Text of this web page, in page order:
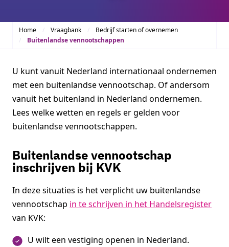
Home Vraagbank
Bedrijf starten of overnemen
Buitenlandse vennootschappen
U kunt vanuit Nederland internationaal ondernemen
met een buitenlandse vennootschap. Of andersom
vanuit het buitenland in Nederland ondernemen.
Lees welke wetten en regels er gelden voor
buitenlandse vennootschappen.
Buitenlandse vennootschap
inschrijven bij KVK
In deze situaties is het verplicht uw buitenlandse
vennootschap in te schrijven in het Handelsregister
van KVK:
U wilt een vestiging openen in Nederland.